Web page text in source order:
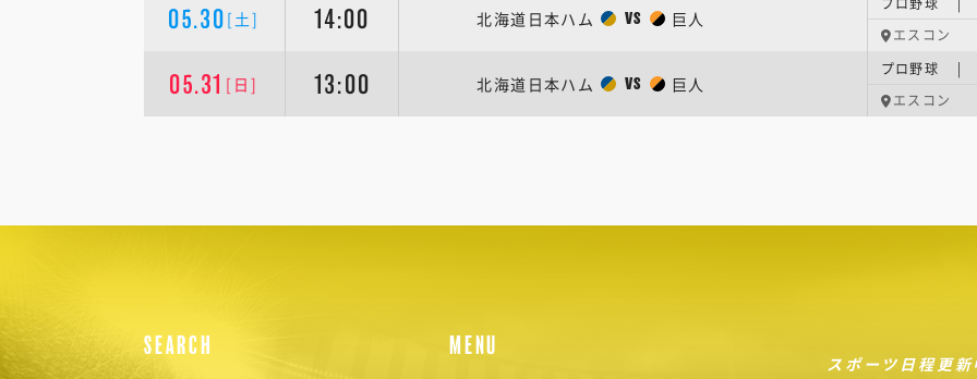
05.30 [土] 14:00 北海道日本ハム VS 巨人
エスコン
05.31 [日] 13:00 北海道日本ハム VS 巨人
プロ野球 |
エスコン
SEARCH MENU
スポーツ日程更新